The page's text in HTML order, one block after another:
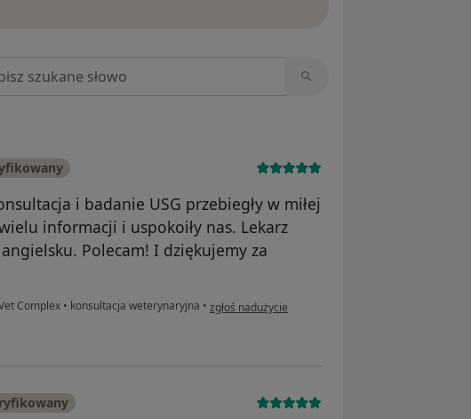
w opiniach
i badanie USG przebiegły w miłej
informacji i uspokoiły nas. Lekarz
Polecam! I dziękujemy za
Complex • konsultacja weterynaryjna • w opinii użytkownika Yuliia
zgłoś nadużycie